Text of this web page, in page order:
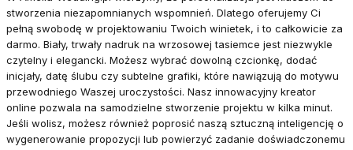
stworzenia niezapomnianych wspomnień. Dlatego oferujemy Ci
pełną swobodę w projektowaniu Twoich winietek, i to całkowicie za
darmo. Biały, trwały nadruk na wrzosowej tasiemce jest niezwykle
czytelny i elegancki. Możesz wybrać dowolną czcionkę, dodać
inicjały, datę ślubu czy subtelne grafiki, które nawiązują do motywu
przewodniego Waszej uroczystości. Nasz innowacyjny kreator
online pozwala na samodzielne stworzenie projektu w kilka minut.
Jeśli wolisz, możesz również poprosić naszą sztuczną inteligencję o
wygenerowanie propozycji lub powierzyć zadanie doświadczonemu